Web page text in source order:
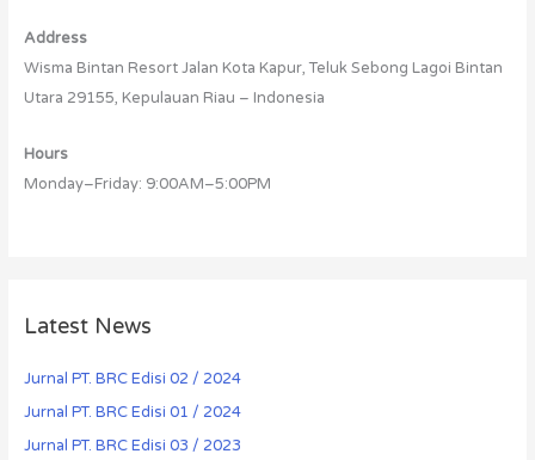
Address
Wisma Bintan Resort Jalan Kota Kapur, Teluk Sebong Lagoi Bintan
Utara 29155, Kepulauan Riau – Indonesia
Hours
Monday–Friday: 9:00AM–5:00PM
Latest News
Jurnal PT. BRC Edisi 02 / 2024
Jurnal PT. BRC Edisi 01 / 2024
Jurnal PT. BRC Edisi 03 / 2023